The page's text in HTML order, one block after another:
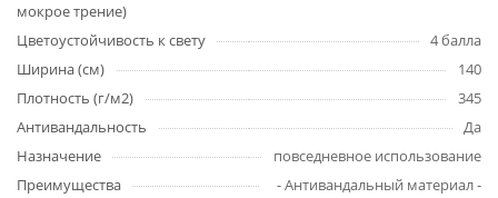
мокрое трение)
Цветоустойчивость к свету
4 балла
Ширина (см)
140
Плотность (г/м2)
345
Антивандальность
Да
Назначение
повседневное использование
Преимущества
- Антивандальный материал -